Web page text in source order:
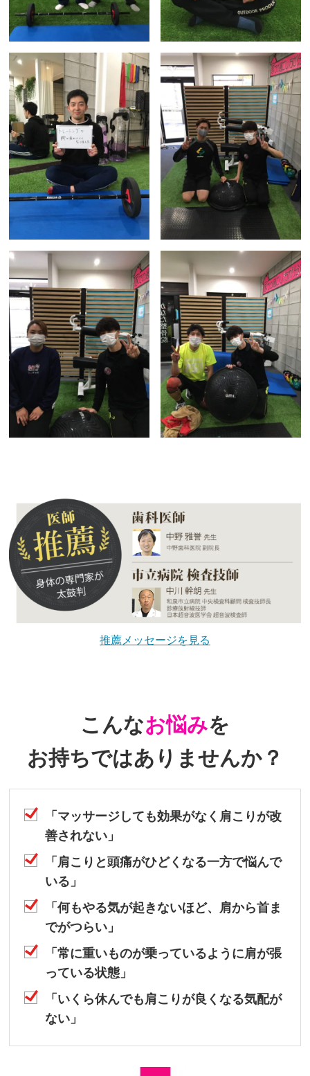
推薦メッセージを見る
こんなお悩みを
お持ちではありませんか？
「マッサージしても効果がなく肩こりが改
善されない」
「肩こりと頭痛がひどくなる一方で悩んで
いる」
「何もやる気が起きないほど、肩から首ま
でがつらい」
「常に重いものが乗っているように肩が張
っている状態」
「いくら休んでも肩こりが良くなる気配が
ない」